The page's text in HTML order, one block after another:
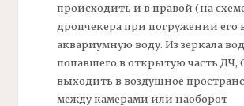
происходить и в правой (на
дропчекерапри погружении его
аквариумную воду. Из зеркала
попавшего в открытую часть ДЧ,
выходить в воздушное
между камерами или наоборот